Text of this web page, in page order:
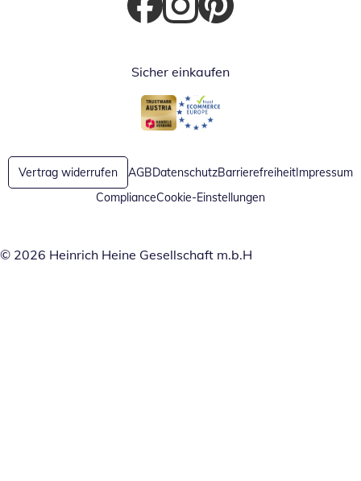
Öffnet in neuem Fenster
Öffnet in neuem Fenster
Öffnet in neuem Fenster
Sicher einkaufen
Öffnet in neuem Fenster
Öffnet in neuem Fenster
Vertrag widerrufen AGBDatenschutzBarrierefreiheitImpressum
ComplianceCookie-Einstellungen
© 2026 Heinrich Heine Gesellschaft m.b.H